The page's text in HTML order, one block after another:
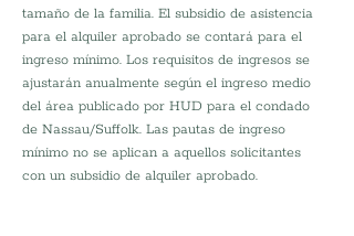
tamaño de la familia. El subsidio de asistencia
para el alquiler aprobado se contará para el
ingreso mínimo. Los requisitos de ingresos se
ajustarán anualmente según el ingreso medio
del área publicado por HUD para el condado
de Nassau/Suffolk. Las pautas de ingreso
mínimo no se aplican a aquellos solicitantes
con un subsidio de alquiler aprobado.